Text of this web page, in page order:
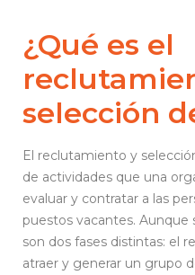
¿Qué es el
selección
El reclutamiento y
de actividades que una
evaluar y contratar a las
puestos vacantes.
son dos fases distintas: el
atraer y generar un grupo